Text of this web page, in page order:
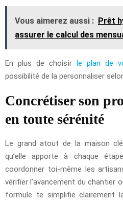
Vous aimerez aussi : Prêt
assurer le calcul des
En plus de choisir le plan de
possibilité de la personnaliser
Concrétiser son
en toute sérénité
Le grand atout de la maison
qu’elle apporte à chaque
coordonner toi-même les
vérifier l’avancement du chantier
formule te simplifie clairement